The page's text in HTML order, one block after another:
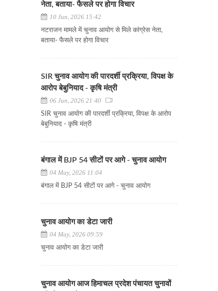
नेता, बताया- फैसले पर होगा विचार
10 Jun, 2026 15:42
नटराजन मामले में चुनाव आयोग से मिले कांग्रेस नेता,
बताया- फैसले पर होगा विचार
SIR चुनाव आयोग की पारदर्शी प्रक्रिया, विपक्ष के
आरोप बेबुनियाद - कृषि मंत्री
06 Jun, 2026 21:40
SIR चुनाव आयोग की पारदर्शी प्रक्रिया, विपक्ष के आरोप
बेबुनियाद - कृषि मंत्री
बंगाल में BJP 54 सीटों पर आगे - चुनाव आयोग
04 May, 2026 11:04
बंगाल में BJP 54 सीटों पर आगे - चुनाव आयोग
चुनाव आयोग का डेटा जारी
04 May, 2026 09:59
चुनाव आयोग का डेटा जारी
चुनाव आयोग आज हिमाचल प्रदेश पंचायत चुनावों